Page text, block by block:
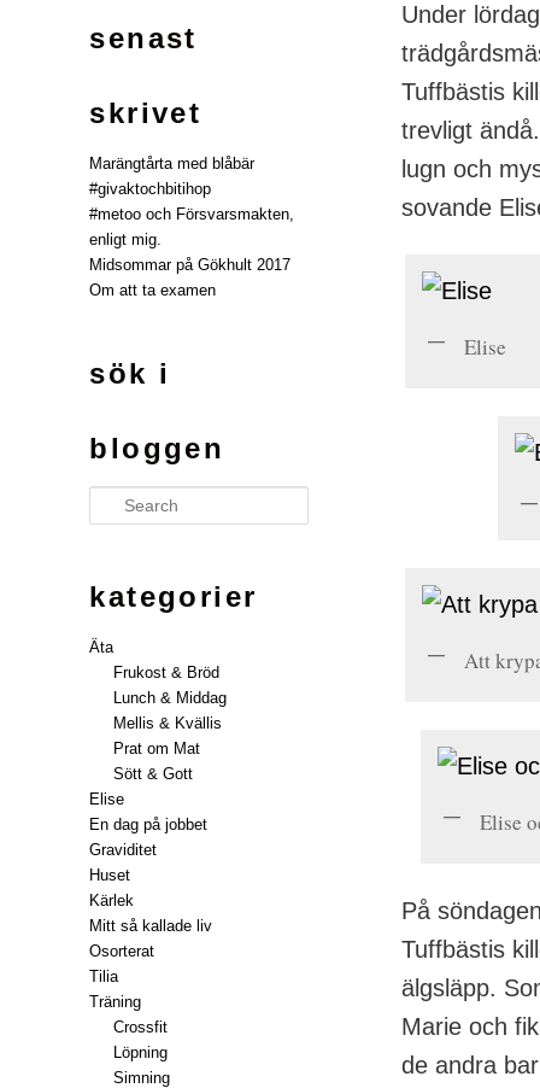
Under
Tuffbästis
trevligt
lugn och
sovande
Elise
Att
Elise
På
Tuffbästis
älgsläpp.
Marie och
de andra
senast
skrivet
Marängtårta med blåbär
#givaktochbitihop
#metoo och Försvarsmakten,
enligt mig.
Midsommar på Gökhult 2017
Om att ta examen
sök i
bloggen
Search
kategorier
Äta
Frukost & Bröd
Lunch & Middag
Mellis & Kvällis
Prat om Mat
Sött & Gott
Elise
En dag på jobbet
Graviditet
Huset
Kärlek
Mitt så kallade liv
Osorterat
Tilia
Träning
Crossfit
Löpning
Simning